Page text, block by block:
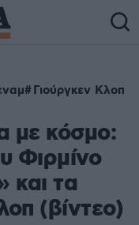
Γιούργκεν Κλοπ
με κόσμο:
Φιρμίνο
και τα
(βίντεο)